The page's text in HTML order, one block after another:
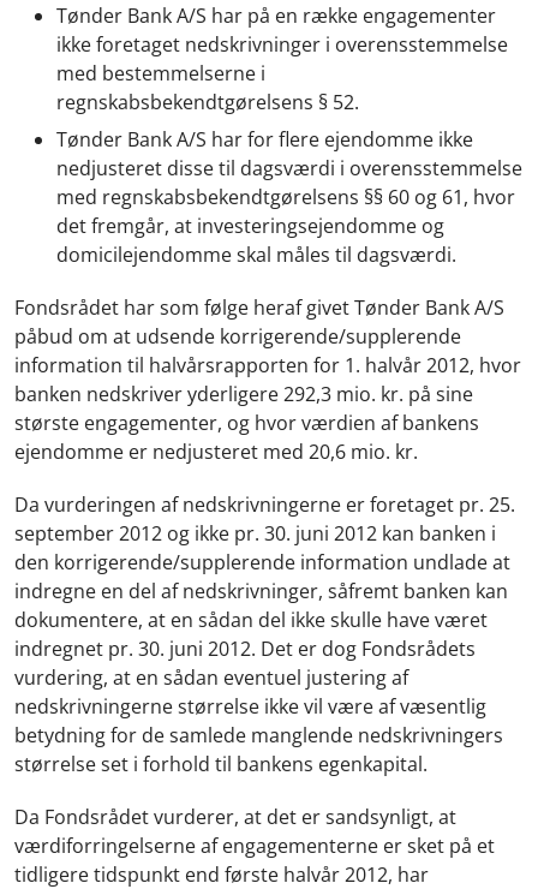
Tønder Bank A/S har på en række engagementer
ikke foretaget nedskrivninger i overensstemmelse
med bestemmelserne i
regnskabsbekendtgørelsens § 52.
Tønder Bank A/S har for flere ejendomme ikke
nedjusteret disse til dagsværdi i overensstemmelse
med regnskabsbekendtgørelsens §§ 60 og 61, hvor
det fremgår, at investeringsejendomme og
domicilejendomme skal måles til dagsværdi.
Fondsrådet har som følge heraf givet Tønder Bank A/S
påbud om at udsende korrigerende/supplerende
information til halvårsrapporten for 1. halvår 2012, hvor
banken nedskriver yderligere 292,3 mio. kr. på sine
største engagementer, og hvor værdien af bankens
ejendomme er nedjusteret med 20,6 mio. kr.
Da vurderingen af nedskrivningerne er foretaget pr. 25.
september 2012 og ikke pr. 30. juni 2012 kan banken i
den korrigerende/supplerende information undlade at
indregne en del af nedskrivninger, såfremt banken kan
dokumentere, at en sådan del ikke skulle have været
indregnet pr. 30. juni 2012. Det er dog Fondsrådets
vurdering, at en sådan eventuel justering af
nedskrivningerne størrelse ikke vil være af væsentlig
betydning for de samlede manglende nedskrivningers
størrelse set i forhold til bankens egenkapital.
Da Fondsrådet vurderer, at det er sandsynligt, at
værdiforringelserne af engagementerne er sket på et
tidligere tidspunkt end første halvår 2012, har